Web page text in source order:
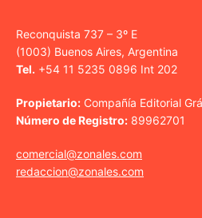
Reconquista 737 – 3º E
(1003) Buenos Aires, Argentina
Tel. +54 11 5235 0896 Int 202
Propietario: Compañía Editorial
Número de Registro: 89962701
comercial@zonales.com
redaccion@zonales.com